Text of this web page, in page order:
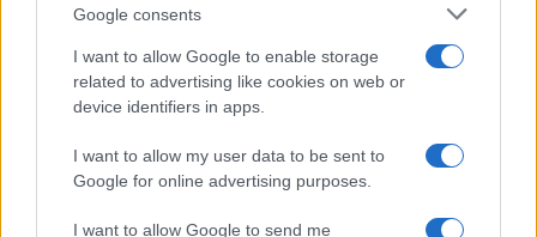
Google consents
I want to allow Google to enable storage
related to advertising like cookies on web or
device identifiers in apps.
I want to allow my user data to be sent to
Google for online advertising purposes.
I want to allow Google to send me